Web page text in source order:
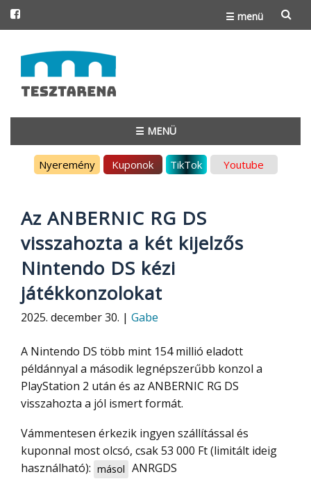
☰ menü
to
content
☰ MENÜ
Nyeremény Kuponok TikTok Youtube
Az ANBERNIC RG DS
visszahozta a két kijelzős
Nintendo DS kézi
játékkonzolokat
2025. december 30. | Gabe
A Nintendo DS több mint 154 millió eladott
példánnyal a második legnépszerűbb konzol a
PlayStation 2 után és az ANBERNIC RG DS
visszahozta a jól ismert formát.
Vámmentesen érkezik ingyen szállítással és
kuponnal most olcsó, csak 53 000 Ft (limitált ideig
használható): másol ANRGDS